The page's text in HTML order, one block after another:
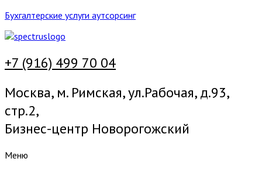
Бухгалтерские услуги аутсорсинг
+7 (916) 499 70 04
Москва, м. Римская, ул.Рабочая, д.93,
стр.2,
Бизнес-центр Новорогожский
Меню